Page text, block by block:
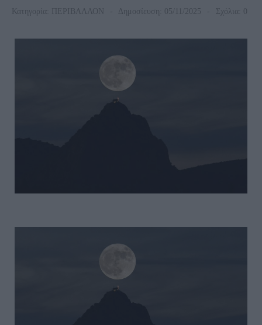
Κατηγορία: ΠΕΡΙΒΑΛΛΟΝ Δημοσίευση: 05/11/2025 Σχόλια: 0